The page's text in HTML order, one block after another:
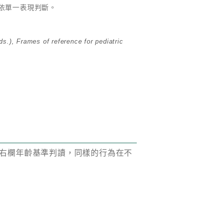
單一表現判斷。
Frames of reference for pediatric
欄年齡基準判讀，同樣的行為在不